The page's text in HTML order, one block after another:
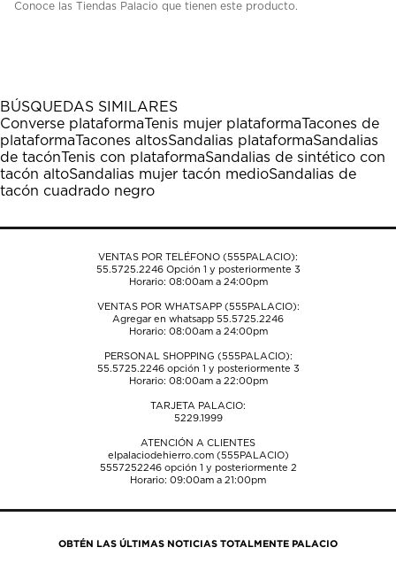
Conoce las Tiendas Palacio que tienen este producto.
BÚSQUEDAS SIMILARES
Converse plataformaTenis mujer plataformaTacones de
plataformaTacones altosSandalias plataformaSandalias
de tacónTenis con plataformaSandalias de sintético con
tacón altoSandalias mujer tacón medioSandalias de
tacón cuadrado negro
VENTAS POR TELÉFONO (555PALACIO):
55.5725.2246Opción 1 y posteriormente 3
Horario: 08:00am a 24:00pm
VENTAS POR WHATSAPP (555PALACIO):
Agregar en whatsapp 55.5725.2246
Horario: 08:00am a 24:00pm
PERSONAL SHOPPING (555PALACIO):
55.5725.2246opción 1 y posteriormente 3
Horario: 08:00am a 22:00pm
TARJETA PALACIO:
5229.1999
ATENCIÓN A CLIENTES
elpalaciodehierro.com (555PALACIO)
5557252246opción 1 y posteriormente 2
Horario: 09:00am a 21:00pm
OBTÉN LAS ÚLTIMAS NOTICIAS TOTALMENTE PALACIO